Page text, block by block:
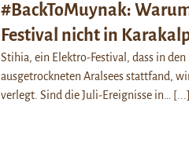
#BackToMuynak:
Festival nicht in
Stihia, ein Elektro-Festival, dass in
ausgetrockneten Aralsees stattfand,
verlegt. Sind die Juli-Ereignisse in…
[...]